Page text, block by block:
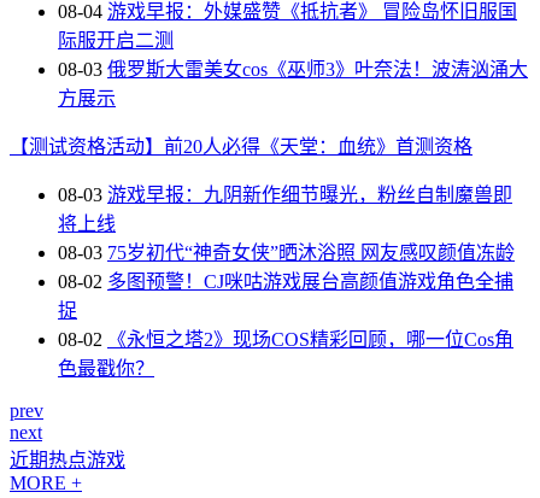
08-04 游戏早报：外媒盛赞《抵抗者》 冒险岛怀旧服国
际服开启二测
08-03 俄罗斯大雷美女cos《巫师3》叶奈法！波涛汹涌大
方展示
【测试资格活动】前20人必得《天堂：血统》首测资格
08-03 游戏早报：九阴新作细节曝光，粉丝自制魔兽即
将上线
08-03 75岁初代“神奇女侠”晒沐浴照 网友感叹颜值冻龄
08-02 多图预警！CJ咪咕游戏展台高颜值游戏角色全捕
捉
08-02
《永恒之塔2》现场COS精彩回顾，哪一位Cos角
色最戳你？
prev
next
近期热点游戏
MORE +